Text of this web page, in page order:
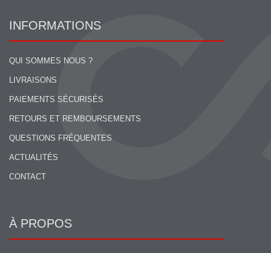
INFORMATIONS
QUI SOMMES NOUS ?
LIVRAISONS
PAIEMENTS SÉCURISÉS
RETOURS ET REMBOURSEMENTS
QUESTIONS FRÉQUENTES
ACTUALITÉS
CONTACT
À PROPOS